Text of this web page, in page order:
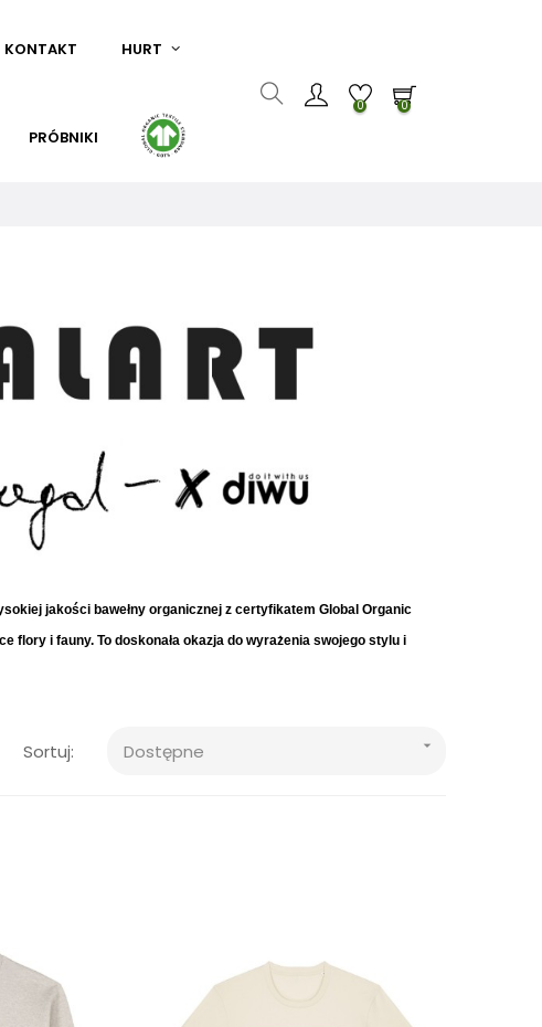
KONTAKT HURT
PRÓBNIKI
0 0
jakości bawełny organicznej z certyfikatem Global Organic
flory i fauny. To doskonała okazja do wyrażenia swojego stylu i
Sortuj: Dostępne 